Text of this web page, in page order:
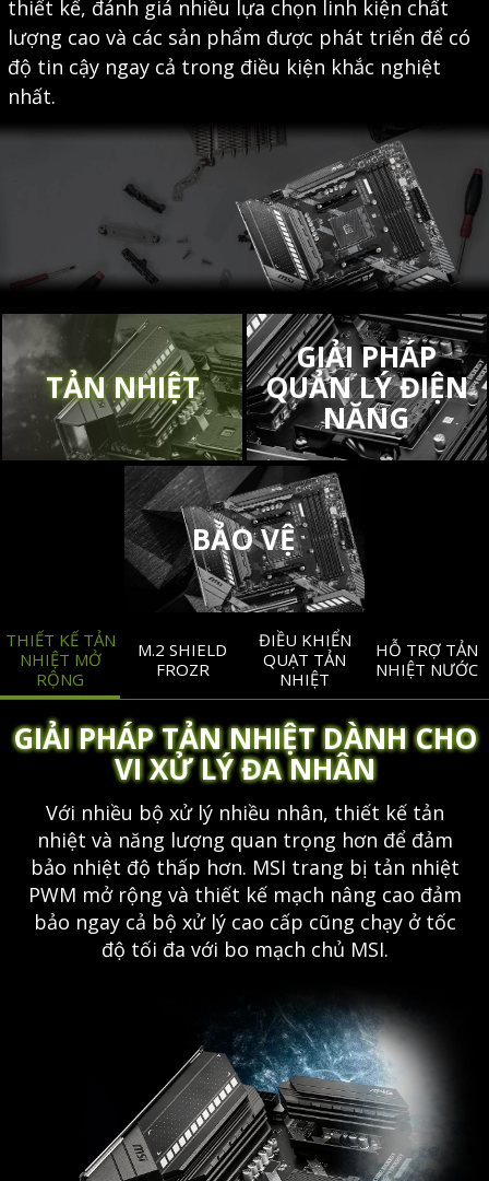
thiết kế, đánh giá nhiều lựa chọn linh kiện chất
lượng cao và các sản phẩm được phát triển để có
độ tin cậy ngay cả trong điều kiện khắc nghiệt
nhất.
TẢN NHIỆT
GIẢI PHÁP
QUẢN LÝ ĐIỆN
NĂNG
BẢO VỆ
THIẾT KẾ TẢN
NHIỆT MỞ
RỘNG
M.2 SHIELD
FROZR
ĐIỀU KHIỂN
QUẠT TẢN
NHIỆT
HỖ TRỢ TẢN
NHIỆT NƯỚC
GIẢI PHÁP TẢN NHIỆT DÀNH CHO
VI XỬ LÝ ĐA NHÂN
Với nhiều bộ xử lý nhiều nhân, thiết kế tản
nhiệt và năng lượng quan trọng hơn để đảm
bảo nhiệt độ thấp hơn. MSI trang bị tản nhiệt
PWM mở rộng và thiết kế mạch nâng cao đảm
bảo ngay cả bộ xử lý cao cấp cũng chạy ở tốc
độ tối đa với bo mạch chủ MSI.